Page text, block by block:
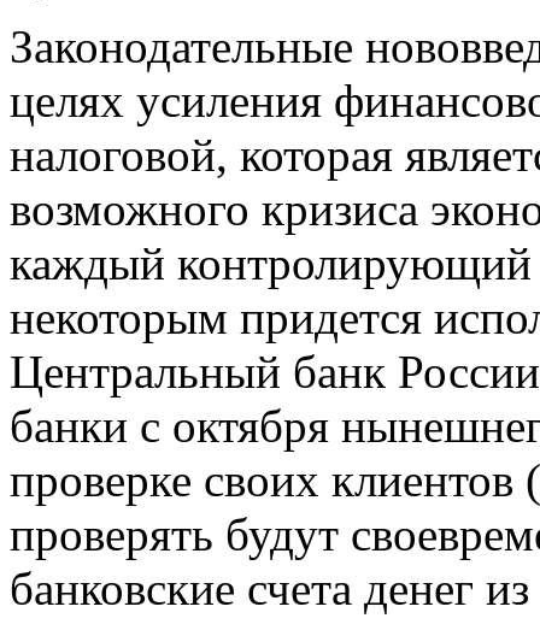
Законодательные
целях усиления
налоговой, которая
возможного кризиса
каждый контролирующий
некоторым придется
Центральный банк
банки с октября
проверке своих
проверять будут
банковские счета денег